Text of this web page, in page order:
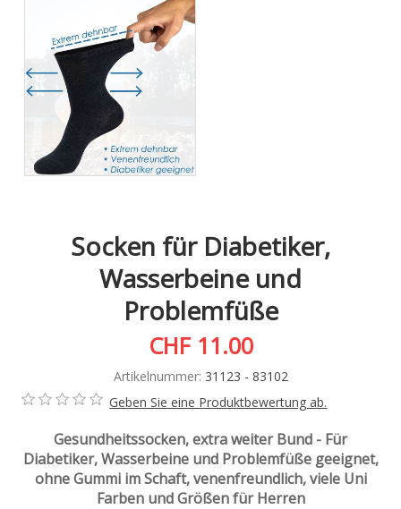
Socken für Diabetiker,
Wasserbeine und
Problemfüße
CHF 11.00
Artikelnummer: 31123 - 83102
Geben Sie eine Produktbewertung ab.
Gesundheitssocken, extra weiter Bund - Für
Diabetiker, Wasserbeine und Problemfüße geeignet,
ohne Gummi im Schaft, venenfreundlich, viele Uni
Farben und Größen für Herren